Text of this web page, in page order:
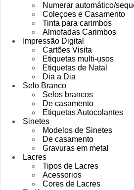
Numerar automático/
Coleçoes e Casamento
Tinta para carimbos
Almofadas Carimbos
Impressão Digital
Cartões Visita
Etiquetas multi-usos
Etiquetas de Natal
Dia a Dia
Selo Branco
Selos brancos
De casamento
Etiquetas Autocolantes
Sinetes
Modelos de Sinetes
De casamento
Gravuras em metal
Lacres
Tipos de Lacres
Acessorios
Cores de Lacres